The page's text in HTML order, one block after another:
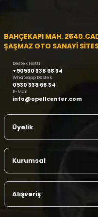
BAHÇEKAPI MAH.
ŞAŞMAZ OTO SANAYİ
Destek Hattı
+90530 338 68 34
Whatsapp Destek
0530 338 68 34
E-Mail
info@opellcenter.com
Üyelik
Kurumsal
Alışveriş